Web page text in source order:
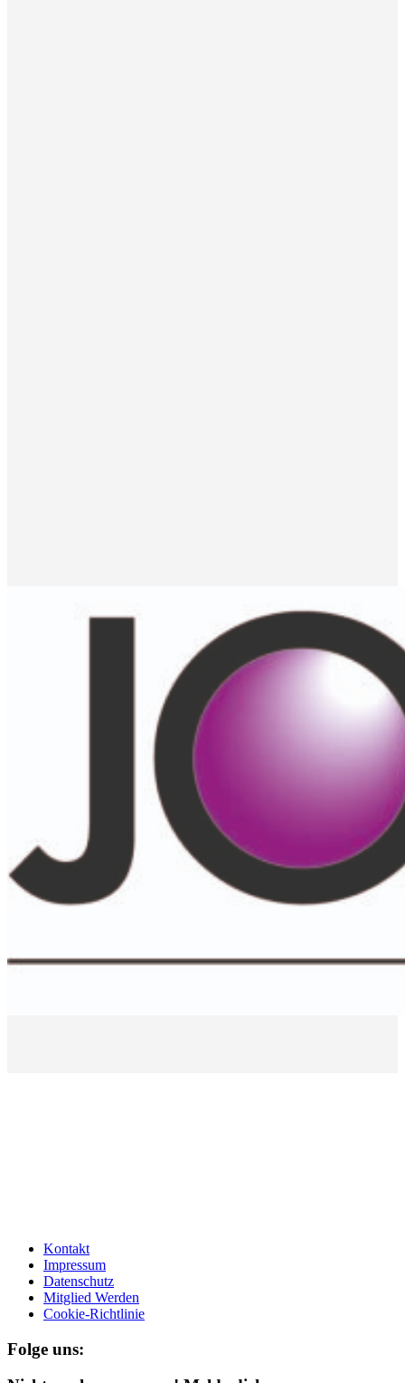
Kontakt
Impressum
Datenschutz
Mitglied Werden
Cookie-Richtlinie
Folge uns: